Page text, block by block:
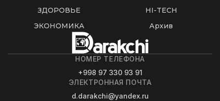
ЗДОРОВЬЕ
HI-TECH
ЭКОНОМИКА
Архив
НОМЕР ТЕЛЕФОНА
+998 97 330 93 91
ЭЛЕКТРОННАЯ ПОЧТА
d.darakchi@yandex.ru